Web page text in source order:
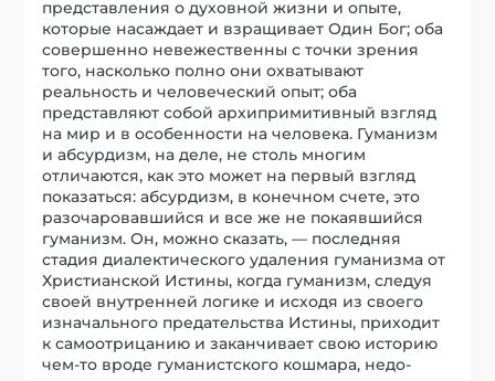
представления о духовной жизни и опыте,
которые насаждает и взращивает Один Бог; оба
совершенно невежественны с точки зрения
того, насколько полно они охватывают
реальность и человеческий опыт; оба
представляют собой архипримитивный взгляд
на мир и в особенности на человека. Гуманизм
и абсурдизм, на деле, не столь многим
отличаются, как это может на первый взгляд
показаться: абсурдизм, в конечном счете, это
разочаровавшийся и все же не покаявшийся
гуманизм. Он, можно сказать, — последняя
стадия диалектического удаления гуманизма от
Христианской Истины, когда гуманизм, следуя
своей внутренней логике и исходя из своего
изначального предательства Истины, приходит
к самоотрицанию и заканчивает свою историю
чем-то вроде гуманистского кошмара, недо-